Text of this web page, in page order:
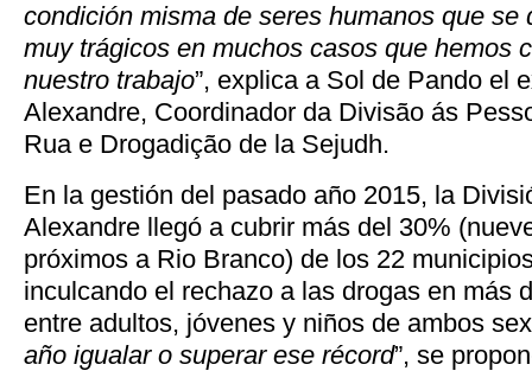
condición misma de seres humanos que se
muy trágicos en muchos casos que hemos
nuestro trabajo”, explica a Sol de Pando el
Alexandre, Coordinador da Divisão ás
Rua e Drogadição de la Sejudh.
En la gestión del pasado año 2015, la
Alexandre llegó a cubrir más del 30%
próximos a Rio Branco) de los 22
inculcando el rechazo a las drogas en más
entre adultos, jóvenes y niños de ambos
año igualar o superar ese récord”, se